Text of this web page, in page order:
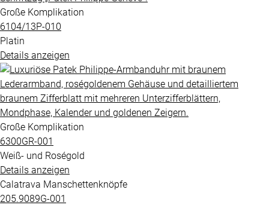
Große Komplikation
6104​/13P​-010
Platin
Details anzeigen
Große Komplikation
6300GR​-001
Weiß- und Roségold
Details anzeigen
Calatrava Manschettenknöpfe
205.9089G​-001